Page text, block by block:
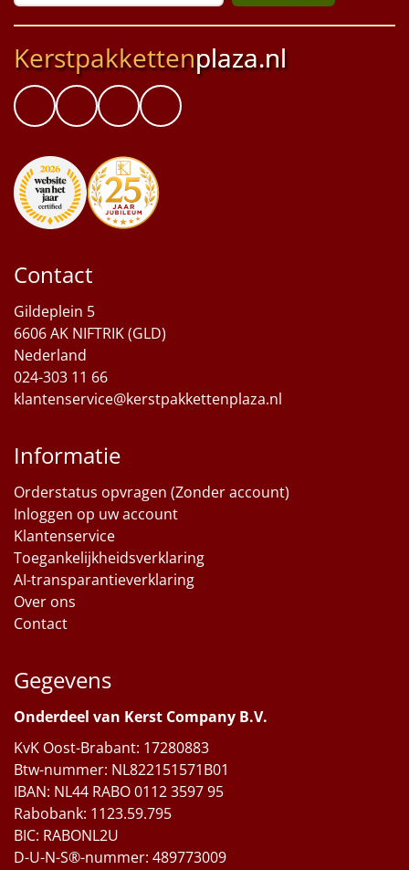
Kerstpakkettenplaza.nl
Contact
Gildeplein 5
6606 AK NIFTRIK (GLD)
Nederland
024-303 11 66
klantenservice@kerstpakkettenplaza.nl
Informatie
Orderstatus opvragen (Zonder account)
Inloggen op uw account
Klantenservice
Toegankelijkheidsverklaring
AI-transparantieverklaring
Over ons
Contact
Gegevens
Onderdeel van Kerst Company B.V.
KvK Oost-Brabant: 17280883
Btw-nummer: NL822151571B01
IBAN: NL44 RABO 0112 3597 95
Rabobank: 1123.59.795
BIC: RABONL2U
D-U-N-S®-nummer: 489773009